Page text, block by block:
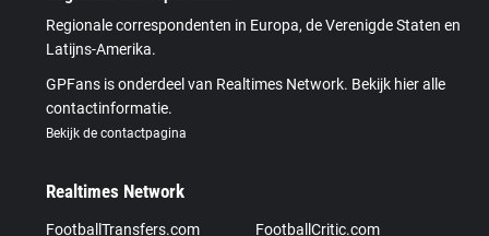
Regionale correspondenten in Europa, de Verenigde Staten en
Latijns-Amerika.
GPFans is onderdeel van Realtimes Network. Bekijk hier alle
contactinformatie.
Bekijk de contactpagina
Realtimes Network
FootballTransfers.com FootballCritic.com